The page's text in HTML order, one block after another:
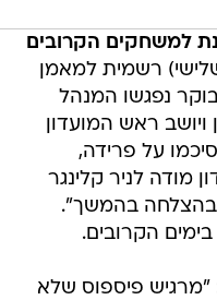
למשחקים הקרובים
רשמית למאמן
נפגשו המנהל
ויושב ראש המועדון
על פרידה,
מודה לניר קלינגר
בהצלחה בהמשך".
בימים הקרובים.
"מרגיש פיספוס שלא